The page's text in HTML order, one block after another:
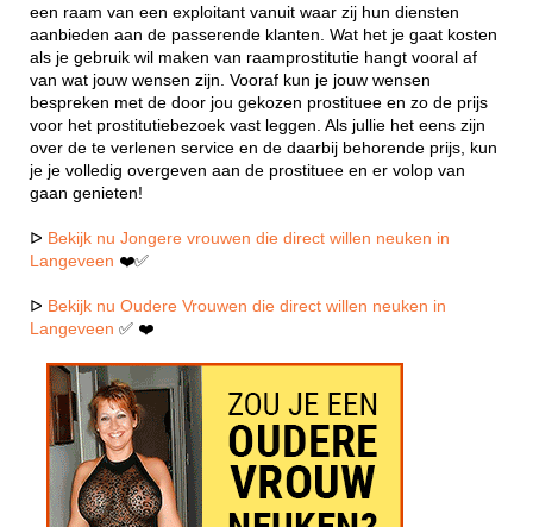
een raam van een exploitant vanuit waar zij hun diensten
aanbieden aan de passerende klanten. Wat het je gaat kosten
als je gebruik wil maken van raamprostitutie hangt vooral af
van wat jouw wensen zijn. Vooraf kun je jouw wensen
bespreken met de door jou gekozen prostituee en zo de prijs
voor het prostitutiebezoek vast leggen. Als jullie het eens zijn
over de te verlenen service en de daarbij behorende prijs, kun
je je volledig overgeven aan de prostituee en er volop van
gaan genieten!
ᐅ Bekijk nu Jongere vrouwen die direct willen neuken in
Langeveen ❤️✅
ᐅ Bekijk nu Oudere Vrouwen die direct willen neuken in
Langeveen ✅ ❤️